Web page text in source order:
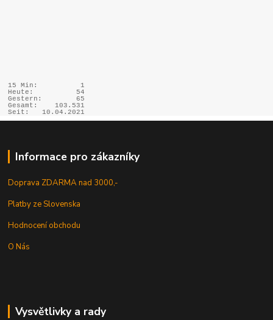
15 Min:
1
Heute:
54
Gestern:
65
Gesamt:
103.531
Seit:
10.04.2021
Informace pro zákazníky
Doprava ZDARMA nad 3000,-
Platby ze Slovenska
Hodnocení obchodu
O Nás
Vysvětlivky a rady